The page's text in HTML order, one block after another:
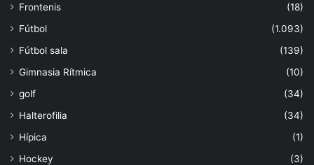
Frontenis
(18)
Fútbol
(1.093)
Fútbol sala
(139)
Gimnasia Rítmica
(10)
golf
(34)
Halterofilia
(34)
Hípica
(1)
Hockey
(3)